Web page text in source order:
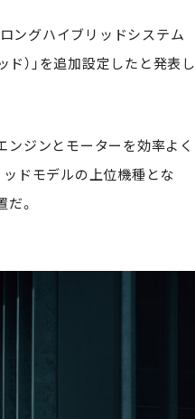
ングハイブリッドシステム
ド）」を追加設定したと発表し
ンジンとモーターを効率よく
ドモデルの上位機種とな
。